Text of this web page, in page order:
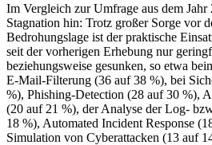
Im Vergleich zur Umfrage aus dem Jahr
Stagnation hin: Trotz großer Sorge vor
Bedrohungslage ist der praktische
seit der vorherigen Erhebung nur
beziehungsweise gesunken, so etwa
E-Mail-Filterung (36 auf 38 %), bei
%), Phishing-Detection (28 auf 30 %),
(20 auf 21 %), der Analyse der Log-
18 %), Automated Incident Response
Simulation von Cyberattacken (13 auf